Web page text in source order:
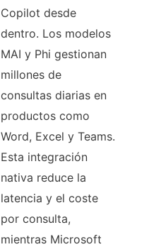
Copilot desde
dentro. Los modelos
MAI y Phi gestionan
millones de
consultas diarias en
productos como
Word, Excel y Teams.
Esta integración
nativa reduce la
latencia y el coste
por consulta,
mientras Microsoft